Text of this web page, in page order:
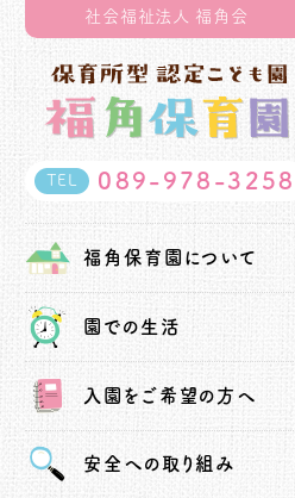
社会福祉法人 福角会
TEL 089-978-3258
福角保育園 について
園での生活
入園を ご希望の方へ
安全への取り組み